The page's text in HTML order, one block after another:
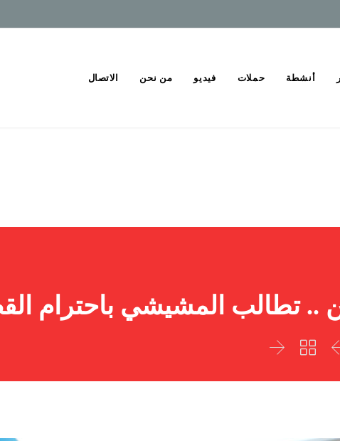
أنشطة حملات فيديو من نحن الاتصال
.. تطالب المشيشي باحترام

